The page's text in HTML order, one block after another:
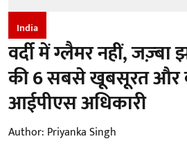
India
वर्दी में ग्लैमर नहीं,
की 6 सबसे खूबसूरत और
आईपीएस अधिकारी
Author: Priyanka Singh